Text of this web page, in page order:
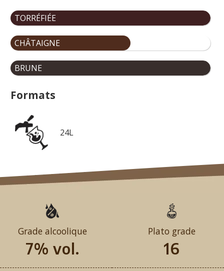
TORRÉFIÉE
CHÂTAIGNE
BRUNE
Formats
24L
Grade alcoolique
7% vol.
Plato grade
16